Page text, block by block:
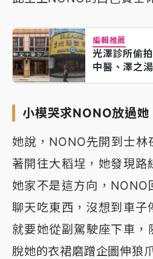
編輯推薦
光澤診所偷
中醫、澤之
小模哭求NONO放過她
她說，NONO先開到士林
著開往大稻埕，她發現路
她家不是這方向，NONO
聊天吃東西，沒想到車子
就要她從副駕駛座下車，
脫她的衣裙磨蹭企圖伸狼